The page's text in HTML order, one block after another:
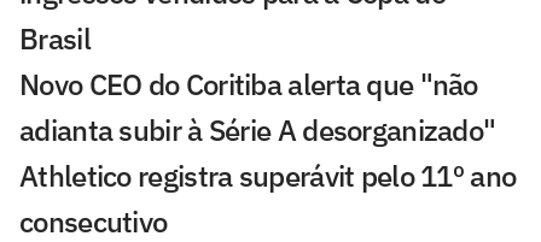
Brasil
Novo CEO do Coritiba alerta que "não
adianta subir à Série A desorganizado"
Athletico registra superávit pelo 11º ano
consecutivo